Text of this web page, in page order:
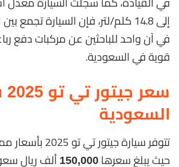
إلى 14.8 كلم/لتر، فإن السيارة
في آن واحد للباحثين عن مركبات دفع
قوية في السعودية.
السعودية
تتوفر سيارة
حيث يبلغ سعرها 150,000 ألف ريال